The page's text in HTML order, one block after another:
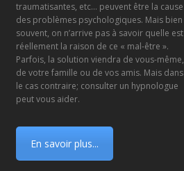
traumatisantes, etc... peuvent être la cause
des problèmes psychologiques. Mais bien
souvent, on n’arrive pas à savoir quelle est
réellement la raison de ce « mal-être ».
Parfois, la solution viendra de vous-même,
de votre famille ou de vos amis. Mais dans
le cas contraire; consulter un hypnologue
peut vous aider.
En savoir plus...